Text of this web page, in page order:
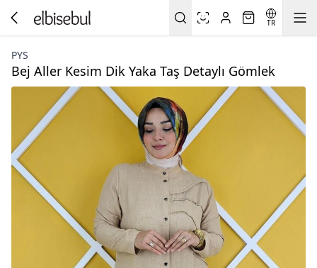
TR
PYS
Bej Aller Kesim Dik Yaka Taş Detaylı Gömlek